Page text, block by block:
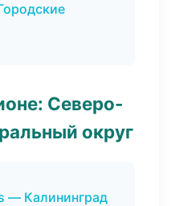
Северо-
округ
— Калининград